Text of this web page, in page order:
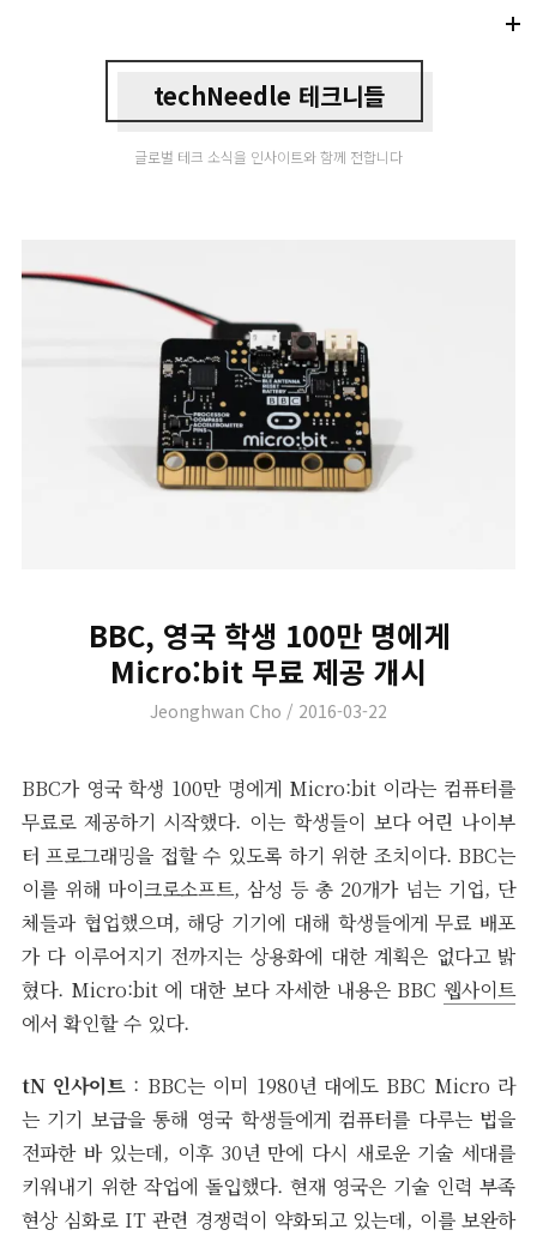
techNeedle 테크니들
글로벌 테크 소식을 인사이트와 함께 전합니다
BBC, 영국 학생 100만 명에게
Micro:bit 무료 제공 개시
Author
Jeonghwan Cho
Posted
2016-03-22
BBC가 영국 학생 100만 명에게 Micro:bit 이라는 컴퓨터를
무료로 제공하기 시작했다. 이는 학생들이 보다 어린 나이부
터 프로그래밍을 접할 수 있도록 하기 위한 조치이다. BBC는
이를 위해 마이크로소프트, 삼성 등 총 20개가 넘는 기업, 단
체들과 협업했으며, 해당 기기에 대해 학생들에게 무료 배포
가 다 이루어지기 전까지는 상용화에 대한 계획은 없다고 밝
혔다. Micro:bit 에 대한 보다 자세한 내용은 BBC웹사이트
에서 확인할 수 있다.
tN 인사이트: BBC는 이미 1980년 대에도 BBC Micro 라
는 기기 보급을 통해 영국 학생들에게 컴퓨터를 다루는 법을
전파한 바 있는데, 이후 30년 만에 다시 새로운 기술 세대를
키워내기 위한 작업에 돌입했다. 현재 영국은 기술 인력 부족
현상 심화로 IT 관련 경쟁력이 약화되고 있는데, 이를 보완하